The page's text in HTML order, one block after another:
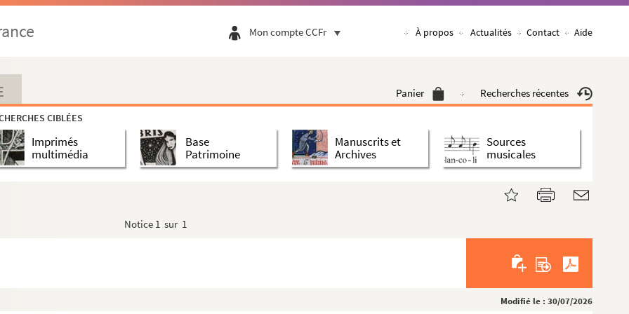
Mon compte CCFr À propos Actualités Contact Aide
Panier Recherches récentes
CIBLÉES
Imprimés
multimédia
Base
Patrimoine
Manuscrits et
Archives
Sources
musicales
Notice 1 sur 1
Modifié le : 30/07/2026
le 21 et 22 juillet 1769
concernant la gestion d'immeubles sis à Paris